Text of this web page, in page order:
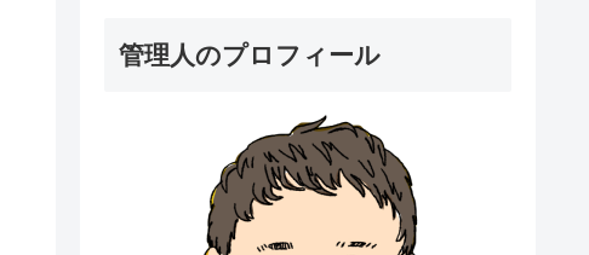
管理人のプロフィール